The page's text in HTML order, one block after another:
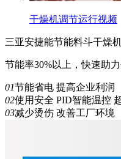
干燥机调节运行视频
三亚安捷能节能料斗干燥
节能率30%以上，快速助
01节能省电 提高企业利润
02使用安全 PID智能温控
03减少烫伤 改善工厂环境